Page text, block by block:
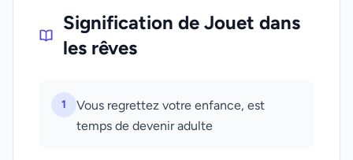
Signification de Jouet dans
les rêves
1
Vous regrettez votre enfance, est
temps de devenir adulte